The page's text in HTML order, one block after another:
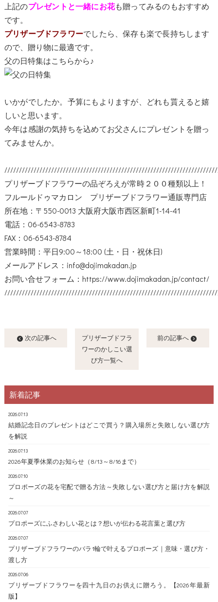
上記のプレゼントと一緒にお花も贈ってみるのもおすすめ
です。
プリザーブドフラワーでしたら、保存も楽で長持ちします
ので、贈り物に最適です。
父の日特集はこちらから♪
いかがでしたか。予算にもよりますが、どれも貰えると嬉
しいと思います。
今年は感謝の気持ちを込めてお父さんにプレゼントを贈っ
てみませんか。
プリザーブドフラワーの品ぞろえが常時２００種類以上！
フルールドゥマカロン プリザーブドフラワー通販専門店
所在地：〒550-0013 大阪府大阪市西区新町1-14-41
電話：06-6543-8783
FAX：06-6543-8784
営業時間：平日9:00～18:00 (土・日・祝休日)
メールアドレス：info@dojimakadan.jp
お問い合せフォーム： https://www.dojimakadan.jp/contact/
次の記事へ
プリザーブドフラ
ワーのかしこい選
び方一覧へ
前の記事へ
新着記事
2026.07.13
結婚記念日のプレゼントはどこで買う？購入場所と失敗しない選び方
を解説
2026.07.13
2026年夏季休業のお知らせ（8/13～8/16まで）
2026.07.10
プロポーズの花を宅配で贈る方法～失敗しない選び方と届け方を解説
～
2026.07.07
プロポーズにふさわしい花とは？想いが伝わる花言葉と選び方
2026.07.07
プリザーブドフラワーのバラ1輪で叶えるプロポーズ｜意味・選び方・
渡し方
2026.07.06
プリザーブドフラワーを四十九日のお供えに贈ろう。【2026年最新
版】